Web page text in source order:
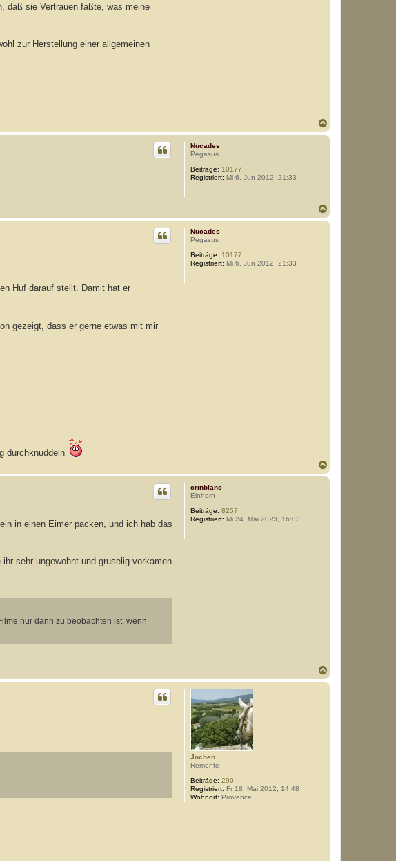
daß sie Vertrauen faßte, was meine
zur Herstellung einer allgemeinen
a
c
Nucades
Pegasus
Beiträge: 10177
Registriert: Mi 6. Jun 2012, 21:33
a
Nucades
Pegasus
Beiträge: 10177
Registriert: Mi 6. Jun 2012, 21:33
Huf darauf stellt. Damit hat er
gezeigt, dass er gerne etwas mit mir
durchknuddeln
a
c
crinblanc
Einhorn
Beiträge: 8257
Registriert: Mi 24. Mai 2023, 16:03
in einen Eimer packen, und ich hab das
sehr ungewohnt und gruselig vorkamen
nur dann zu beobachten ist, wenn
a
Jochen
Remonte
Beiträge: 290
Registriert: Fr 18. Mai 2012, 14:48
Wohnort: Provence